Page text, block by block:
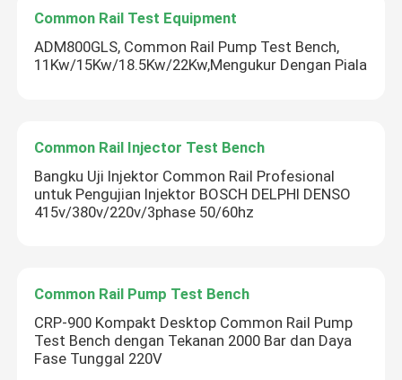
Common Rail Test Equipment
ADM800GLS, Common Rail Pump Test Bench,
11Kw/15Kw/18.5Kw/22Kw,Mengukur Dengan Piala
Common Rail Injector Test Bench
Bangku Uji Injektor Common Rail Profesional
untuk Pengujian Injektor BOSCH DELPHI DENSO
415v/380v/220v/3phase 50/60hz
Common Rail Pump Test Bench
CRP-900 Kompakt Desktop Common Rail Pump
Test Bench dengan Tekanan 2000 Bar dan Daya
Fase Tunggal 220V